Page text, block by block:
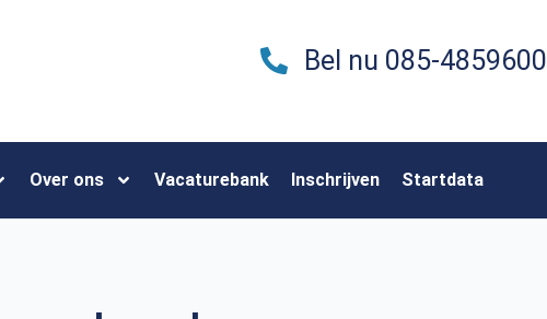
Bel nu 085-4859600
Over ons Vacaturebank Inschrijven Startdata